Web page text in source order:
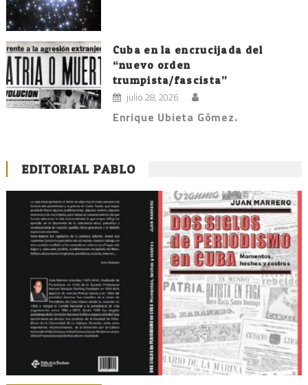
Cuba en la encrucijada del
“nuevo orden
trumpista/fascista”
julio 28, 2026
Enrique Ubieta Gómez.
EDITORIAL PABLO